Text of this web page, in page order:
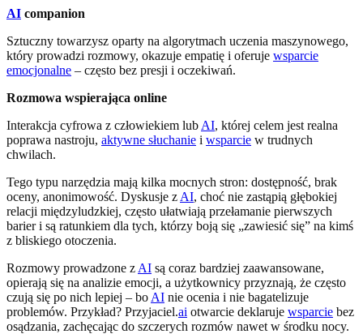
AI companion
Sztuczny towarzysz oparty na algorytmach uczenia maszynowego,
który prowadzi rozmowy, okazuje empatię i oferuje wsparcie
emocjonalne – często bez presji i oczekiwań.
Rozmowa wspierająca online
Interakcja cyfrowa z człowiekiem lub AI, której celem jest realna
poprawa nastroju, aktywne słuchanie i wsparcie w trudnych
chwilach.
Tego typu narzędzia mają kilka mocnych stron: dostępność, brak
oceny, anonimowość. Dyskusje z AI, choć nie zastąpią głębokiej
relacji międzyludzkiej, często ułatwiają przełamanie pierwszych
barier i są ratunkiem dla tych, którzy boją się „zawiesić się” na kimś
z bliskiego otoczenia.
Rozmowy prowadzone z AI są coraz bardziej zaawansowane,
opierają się na analizie emocji, a użytkownicy przyznają, że często
czują się po nich lepiej – bo AI nie ocenia i nie bagatelizuje
problemów. Przykład? Przyjaciel.ai otwarcie deklaruje wsparcie bez
osądzania, zachęcając do szczerych rozmów nawet w środku nocy.